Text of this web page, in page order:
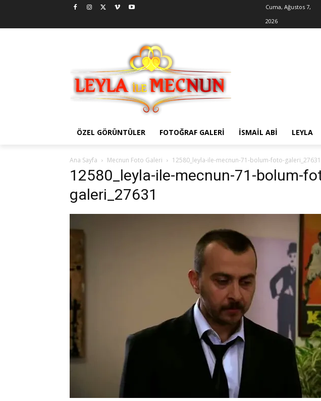
Cuma, Ağustos 7,
2026
ÖZEL GÖRÜNTÜLER FOTOĞRAF GALERI İSMAIL ABI LEYLA
Ana Sayfa Mecnun Foto Galeri 12580_leyla-ile-mecnun-71-bolum-foto-galeri_27631
12580_leyla-ile-mecnun-71-bolum-
galeri_27631